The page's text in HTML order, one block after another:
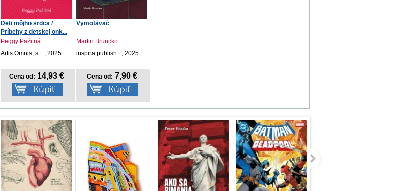
Deti môjho srdca /
Príbehy z detskej onk...
Peggy Pažitná
Artis Omnis, s...., 2025
Cena od: 14,93 €
Vymotávač
Martin Bruncko
inspira publish..., 2025
Cena od: 7,90 €